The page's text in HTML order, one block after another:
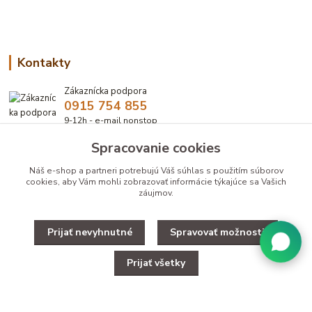
Kontakty
Zákaznícka podpora
0915 754 855
9-12h - e-mail nonstop
eshop@bbzoo.sk
Upravit zber cookies.
Spracovanie cookies
Náš e-shop a partneri potrebujú Váš súhlas s použitím súborov
cookies, aby Vám mohli zobrazovať informácie týkajúce sa Vašich
záujmov.
Prijať nevyhnutné Spravovať možnosti
Prijať všetky